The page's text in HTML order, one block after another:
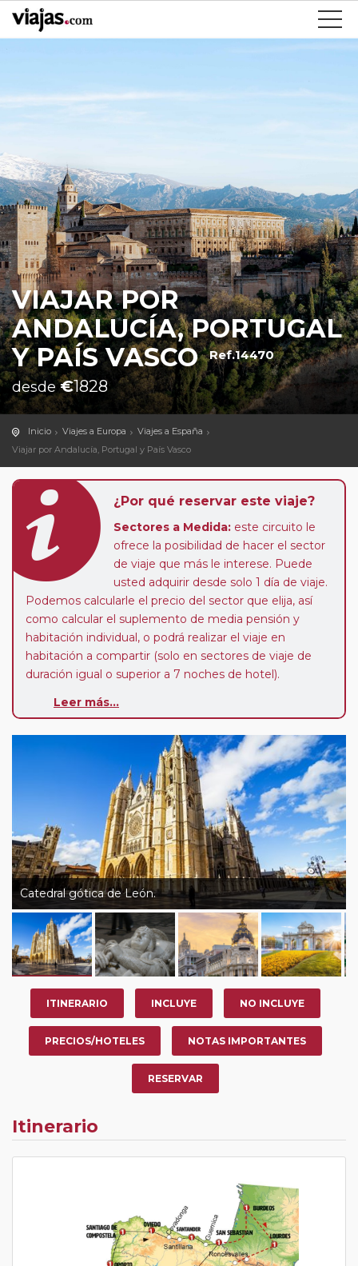
VIAJAR POR
ANDALUCÍA, PORTUGAL
Y PAÍS VASCO Ref.14470
desde€1828
Inicio Viajes a Europa
Viajes a España
Viajar por Andalucía, Portugal y País Vasco
¿Por qué reservar este viaje?
Sectores a Medida: este circuito le
ofrece la posibilidad de hacer el sector
de viaje que más le interese. Puede
usted adquirir desde solo 1 día de viaje.
Podemos calcularle el precio del sector que elija, así
como calcular el suplemento de media pensión y
habitación individual, o podrá realizar el viaje en
habitación a compartir (solo en sectores de viaje de
duración igual o superior a 7 noches de hotel).
Paradas en Ruta:
su viaje, en la ciudad que desee por período de 1, 3, 4 o
7 noches según circuito y fechas de salida. Es
fundamental que el circuito tenga salida posterior a la
fecha escogida y permita la salida deseada. El
suplemento por parada efectuada es de 40 Euros/52
Dólares por persona. Si la parada se realiza para tomar
otro circuito del mismo proveedor no se abonará este
suplemento.
Pasajero Club:este circuito, en cualquier época del
año, ofrece a los pasajeros que ya hayan viajado con
nosotros en los últimos 3 años y que pertenezcan a
nuestro Club de Pasajeros (cuya obtención se realiza
tras rellenar el cuestionario de satisfacción en "Mi viaje")
o los que estén en luna de miel contarán con un
descuento del 5%.
Leer más...
Catedral gótica de León.
ITINERARIO INCLUYE NO INCLUYE
PRECIOS/HOTELES NOTAS IMPORTANTES
RESERVAR
Itinerario